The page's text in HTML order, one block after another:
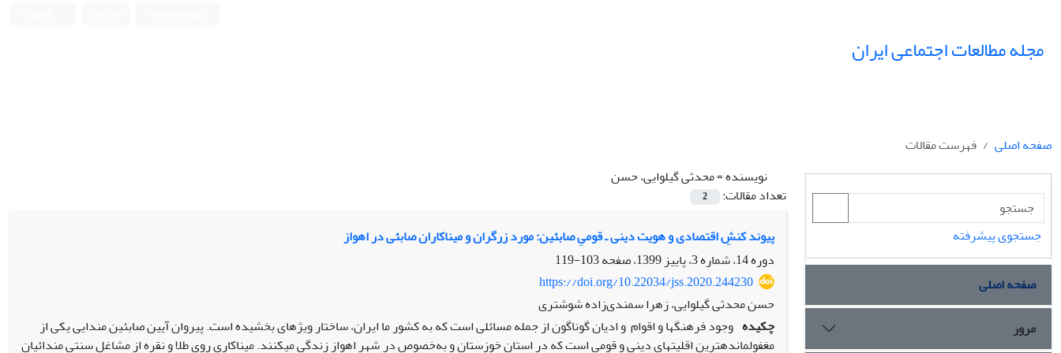
مجله مطالعات اجتماعی ایران
صفحه اصلی
فهرست مقالات
نویسنده =محدثی گیلوایی، حسن
تعداد مقالات:
2
پیوند کنشِ اقتصادی و هویت دینی ـ قومیِ صابئین: مورد زرگران و میناکاران صابئی در اهواز
دوره 14، شماره 3، پاییز 1399، صفحه
103-119
https://doi.org/10.22034/jss.2020.244230
حسن محدثی گیلوایی، زهرا سمندی‌زاده شوشتری
چکیده وجود فرهنگ­ها و اقوام و ادیان گوناگون از جمله مسائلی است که به کشور ما ایران، ساختار ویژه­ای بخشیده است. پیروان آیین صابئین مندایی یکی از
مغفول­مانده­ترین اقلیت­های دینی و قومی است که در استان خوزستان و به‌خصوص در شهر اهواز زندگی می­کنند. میناکاری روی طلا و نقره از مشاغل سنتی مندائیان
جستجوی پیشرفته
صفحه اصلی
مرور